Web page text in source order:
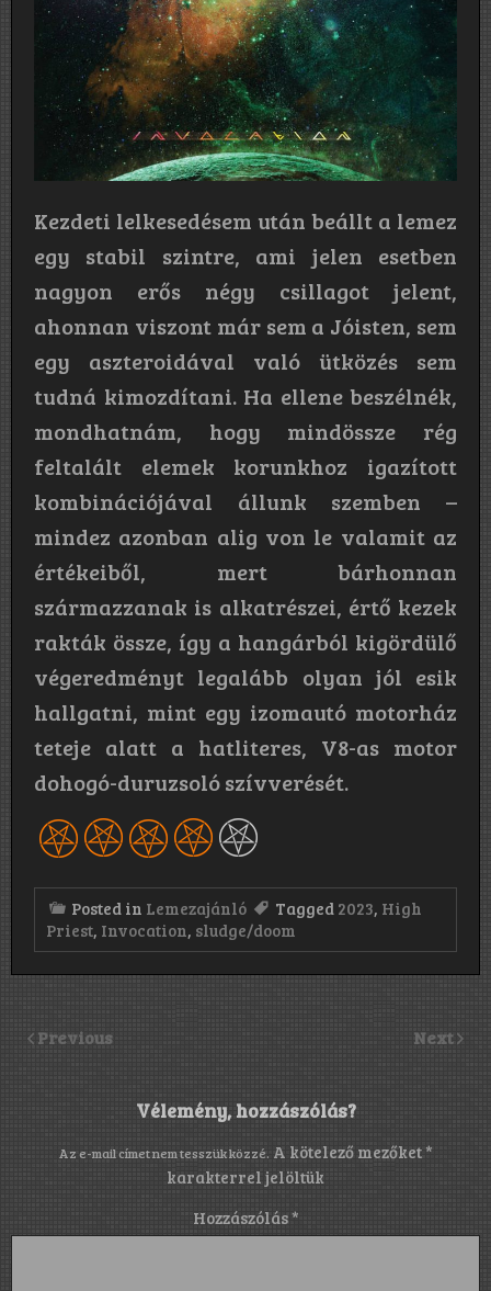
Kezdeti lelkesedésem után beállt a lemez
egy stabil szintre, ami jelen esetben
nagyon erős négy csillagot jelent,
ahonnan viszont már sem a Jóisten, sem
egy aszteroidával való ütközés sem
tudná kimozdítani. Ha ellene beszélnék,
mondhatnám, hogy mindössze rég
feltalált elemek korunkhoz igazított
kombinációjával állunk szemben –
mindez azonban alig von le valamit az
értékeiből, mert bárhonnan
származzanak is alkatrészei, értő kezek
rakták össze, így a hangárból kigördülő
végeredményt legalább olyan jól esik
hallgatni, mint egy izomautó motorház
teteje alatt a hatliteres, V8-as motor
dohogó-duruzsoló szívverését.
Posted in Lemezajánló Tagged 2023, High
Priest, Invocation, sludge/doom
Previous Next
Vélemény, hozzászólás?
Az e-mail címet nem tesszük közzé. A kötelező mezőket*
karakterrel jelöltük
Hozzászólás*